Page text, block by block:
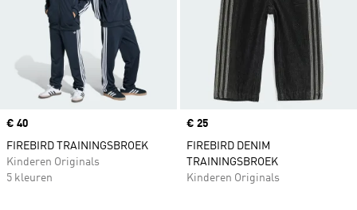
Price
€ 40
FIREBIRD TRAININGSBROEK
Kinderen Originals
5 kleuren
Price
€ 25
FIREBIRD DENIM
TRAININGSBROEK
Kinderen Originals